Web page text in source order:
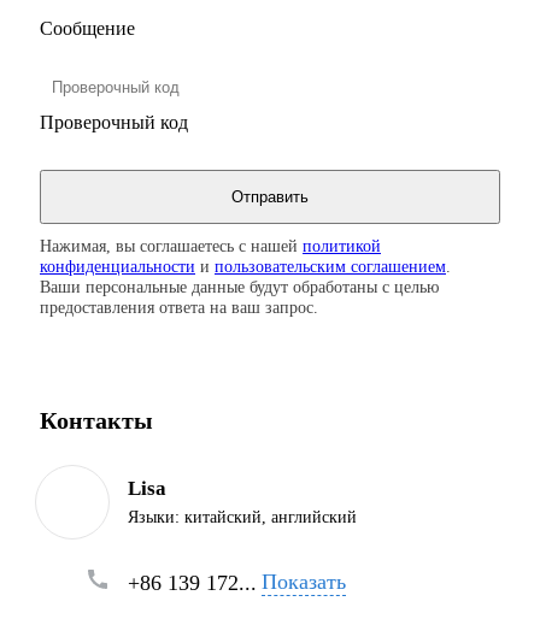
Сообщение
Проверочный код
Нажимая, вы соглашаетесь с нашей политикой
конфиденциальности и пользовательским соглашением
Ваши персональные данные будут обработаны с целью
предоставления ответа на ваш запрос.
Контакты
Lisa
Языки: китайский, английский
+86 139 172... Показать